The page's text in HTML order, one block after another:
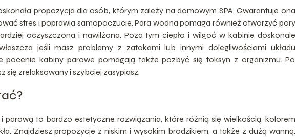
propozycja dla osób, którym zależy na domowym SPA. Gwarantuje ona
stres i poprawia samopoczucie. Para wodna pomaga również otworzyć pory
oczyszczona i nawilżona. Poza tym ciepło i wilgoć w kabinie doskonale
jeśli masz problemy z zatokami lub innymi dolegliwościami układu
pocenie kabiny parowe pomagają także pozbyć się toksyn z organizmu. Po
się zrelaksowany i szybciej zasypiasz.
parową to bardzo estetyczne rozwiązania, które różnią się wielkością, kolorem
Znajdziesz propozycje z niskim i wysokim brodzikiem, a także z dużą wanną.